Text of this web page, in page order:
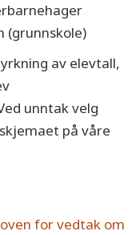
(grunnskole)
av elevtall,
unntak velg
på våre
for vedtak om